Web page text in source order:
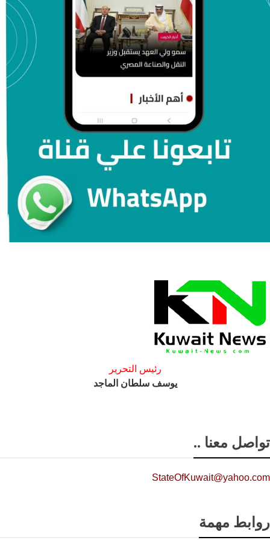
رئيس التحرير
يوسف سلطان الماجد
تواصل معنا ..
StateOfKuwait@yahoo.com
روابط مهمة